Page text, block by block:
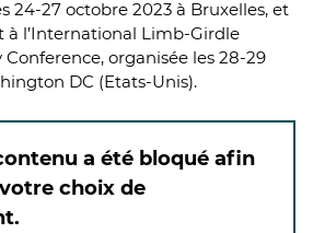
24-27 octobre 2023 à Bruxelles, et
à l’International Limb-Girdle
organisée les 28-29
DC (Etats-Unis).
a été bloqué afin
choix de